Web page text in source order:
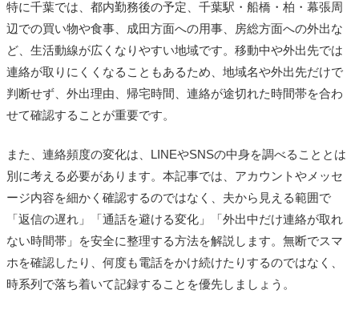
特に千葉では、都内勤務後の予定、千葉駅・船橋・柏・幕張周
辺での買い物や食事、成田方面への用事、房総方面への外出な
ど、生活動線が広くなりやすい地域です。移動中や外出先では
連絡が取りにくくなることもあるため、地域名や外出先だけで
判断せず、外出理由、帰宅時間、連絡が途切れた時間帯を合わ
せて確認することが重要です。
また、連絡頻度の変化は、LINEやSNSの中身を調べることとは
別に考える必要があります。本記事では、アカウントやメッセ
ージ内容を細かく確認するのではなく、夫から見える範囲で
「返信の遅れ」「通話を避ける変化」「外出中だけ連絡が取れ
ない時間帯」を安全に整理する方法を解説します。無断でスマ
ホを確認したり、何度も電話をかけ続けたりするのではなく、
時系列で落ち着いて記録することを優先しましょう。